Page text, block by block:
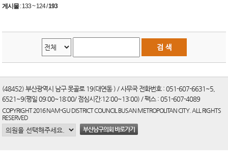
게시물:133 ~ 124/193
(48452) 부산광역시 남구 못골로 19(대연동 ) / 사무국 전화번호 : 051-607-6631~5,
6521~9(평일 09:00~18:00/ 점심시간:12:00~13:00) / 팩스 : 051-607-4089
COPYRIGHT 2016 NAM-GU DISTRICT COUNCIL BUSAN METROPOLITAN CITY. ALL RIGHTS
RESERVED
부산남구의회 바로가기